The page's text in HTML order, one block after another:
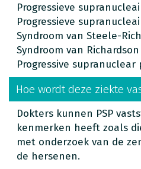
Progressieve
Progressieve
Syndroom van Steele-
Syndroom van Richardson
Progressive supranuclear
Hoe wordt deze ziekte
Dokters kunnen PSP
kenmerken heeft zoals
met onderzoek van de
de hersenen.